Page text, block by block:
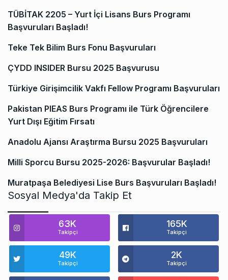
TÜBİTAK 2205 – Yurt İçi Lisans Burs Programı
Başvuruları Başladı!
Teke Tek Bilim Burs Fonu Başvuruları
ÇYDD INSIDER Bursu 2025 Başvurusu
Türkiye Girişimcilik Vakfı Fellow Programı Başvuruları
Pakistan PIEAS Burs Programı ile Türk Öğrencilere
Yurt Dışı Eğitim Fırsatı
Anadolu Ajansı Araştırma Bursu 2025 Başvuruları
Milli Sporcu Bursu 2025-2026: Başvurular Başladı!
Muratpaşa Belediyesi Lise Burs Başvuruları Başladı!
Sosyal Medya'da Takip Et
63K
Takipçi
165K
Takipçi
49K
Takipçi
2K
Takipçi